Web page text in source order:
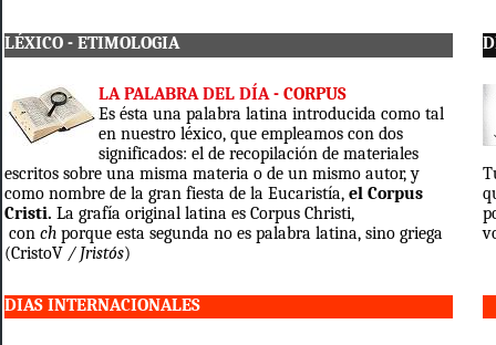
LÉXICO - ETIMOLOGIA
LA PALABRA DEL DÍA- CORPUS
Es ésta una palabra latina introducida como tal
en nuestro léxico, que empleamos con dos
significados: el de recopilación de materiales
escritos sobre una misma materia o de un mismo autor, y
como nombre de la gran fiesta de la Eucaristía, el Corpus
Cristi. La grafía original latina es Corpus Christi,
con ch porque esta segunda no es palabra latina, sino griega
(CristoV / Jristós)
DIAS INTERNACIONALES